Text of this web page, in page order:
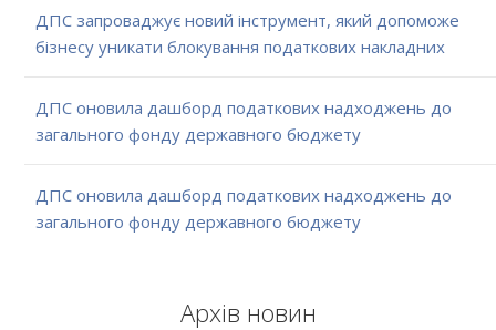
ДПС запроваджує новий інструмент, який допоможе
бізнесу уникати блокування податкових накладних
ДПС оновила дашборд податкових надходжень до
загального фонду державного бюджету
ДПС оновила дашборд податкових надходжень до
загального фонду державного бюджету
Архів новин